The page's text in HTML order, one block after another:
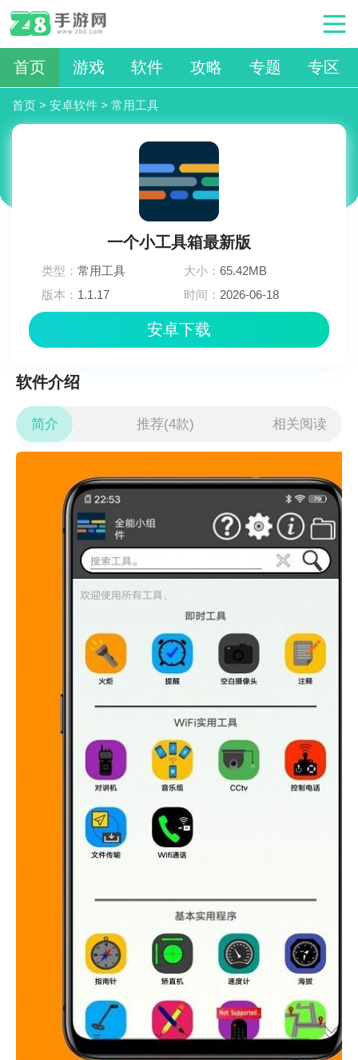
首页 游戏 软件 攻略 专题 专区
首页 > 安卓软件 > 常用工具
一个小工具箱最新版
类型：常用工具 大小：65.42MB
版本： 1.1.17 时间： 2026-06-18
安卓下载
软件介绍
简介 推荐(4款) 相关阅读